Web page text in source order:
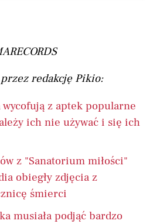
redakcję Pikio:
z aptek popularne
ich nie używać i się ich
z "Sanatorium miłości"
obiegły zdjęcia z
śmierci
musiała podjąć bardzo